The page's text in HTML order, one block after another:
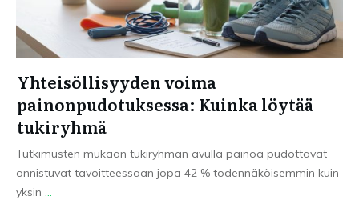
Yhteisöllisyyden voima
painonpudotuksessa: Kuinka löytää
tukiryhmä
Tutkimusten mukaan tukiryhmän avulla painoa pudottavat
onnistuvat tavoitteessaan jopa 42 % todennäköisemmin kuin
yksin ...